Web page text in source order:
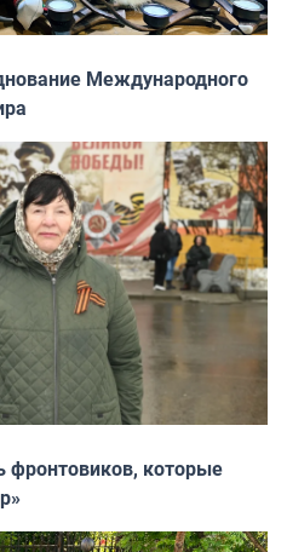
Международного
фронтовиков, которые